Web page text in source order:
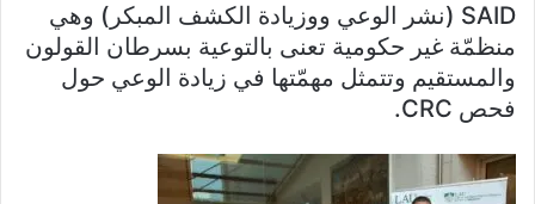
SAID (نشر الوعي ووزيادة الكشف المبكر) وهي
منظمّة غير حكومية تعنى بالتوعية بسرطان القولون
والمستقيم وتتمثل مهمّتها في زيادة الوعي حول
فحص CRC.